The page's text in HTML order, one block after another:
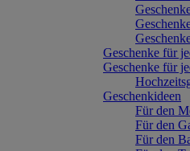
Geschenke für
Geschenke für
Geschenkideen
Für den
Für den
Für den